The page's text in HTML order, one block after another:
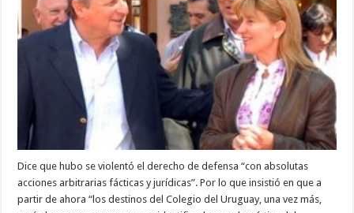
Dice que hubo se violentó el derecho de defensa “con absolutas
acciones arbitrarias fácticas y jurídicas”. Por lo que insistió en que a
partir de ahora “los destinos del Colegio del Uruguay, una vez más,